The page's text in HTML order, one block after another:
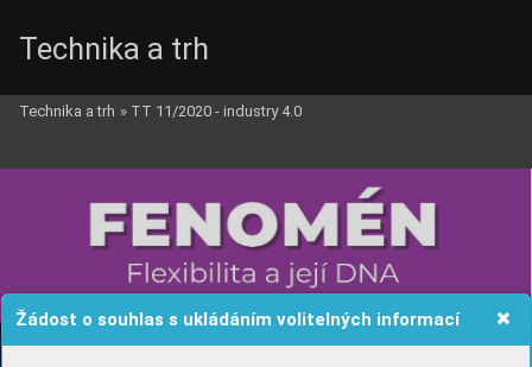
Žádost o souhlas s ukládáním volitelných informací
Technika a trh
Technika a trh » TT 11/2020 - industry 4.0